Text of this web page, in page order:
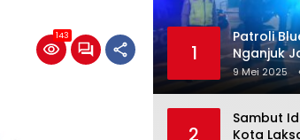
143
1
Patroli
Nganjuk
Jelang
9 Mei 2025
2
Sambut
Kota